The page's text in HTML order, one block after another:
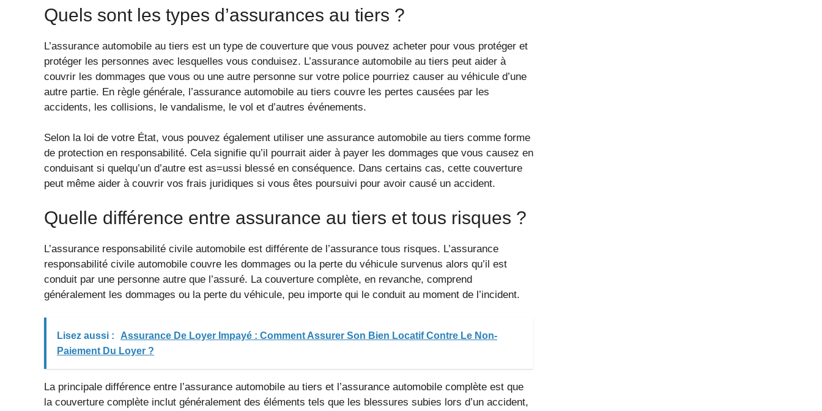
Quels sont les types d’assurances au tiers ?
L’assurance automobile au tiers est un type de couverture que vous pouvez acheter pour vous protéger et
protéger les personnes avec lesquelles vous conduisez. L’assurance automobile au tiers peut aider à
couvrir les dommages que vous ou une autre personne sur votre police pourriez causer au véhicule d’une
autre partie. En règle générale, l’assurance automobile au tiers couvre les pertes causées par les
accidents, les collisions, le vandalisme, le vol et d’autres événements.
Selon la loi de votre État, vous pouvez également utiliser une assurance automobile au tiers comme forme
de protection en responsabilité. Cela signifie qu’il pourrait aider à payer les dommages que vous causez en
conduisant si quelqu’un d’autre est as=ussi blessé en conséquence. Dans certains cas, cette couverture
peut même aider à couvrir vos frais juridiques si vous êtes poursuivi pour avoir causé un accident.
Quelle différence entre assurance au tiers et tous risques ?
L’assurance responsabilité civile automobile est différente de l’assurance tous risques. L’assurance
responsabilité civile automobile couvre les dommages ou la perte du véhicule survenus alors qu’il est
conduit par une personne autre que l’assuré. La couverture complète, en revanche, comprend
généralement les dommages ou la perte du véhicule, peu importe qui le conduit au moment de l’incident.
Lisez aussi :
Assurance De Loyer Impayé : Comment Assurer Son Bien Locatif Contre Le Non-
Paiement Du Loyer ?
La principale différence entre l’assurance automobile au tiers et l’assurance automobile complète est que
la couverture complète inclut généralement des éléments tels que les blessures subies lors d’un accident,